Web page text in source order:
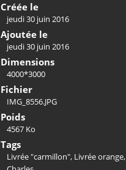
Créée le
jeudi 30 juin 2016
Ajoutée le
jeudi 30 juin 2016
Dimensions
4000*3000
Fichier
IMG_8556.JPG
Poids
4567 Ko
Tags
Livrée "carmillon", Livrée orange,